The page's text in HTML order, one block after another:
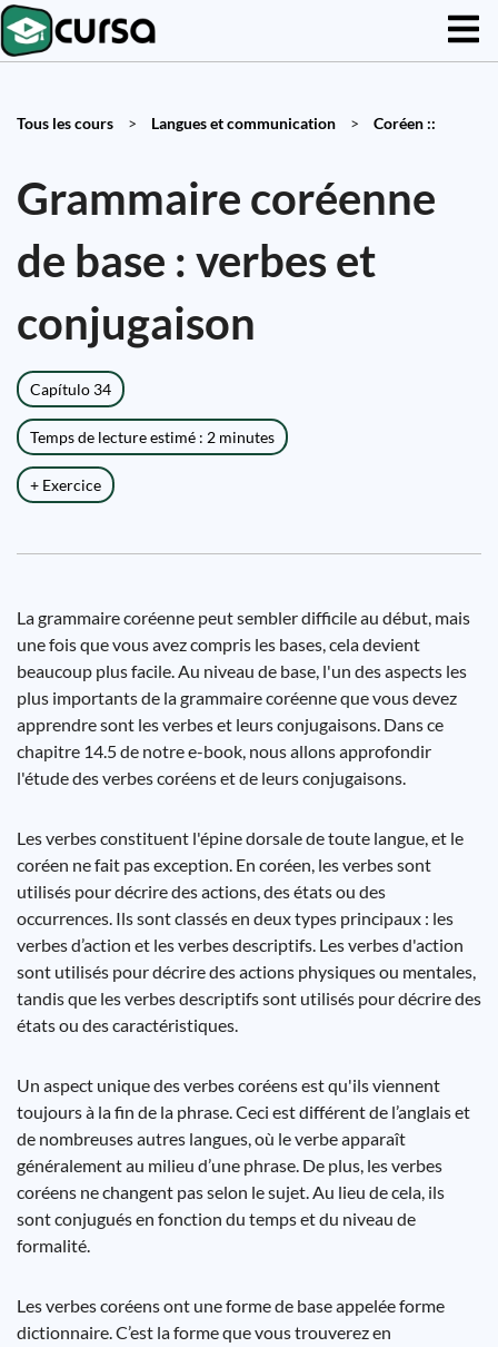
Tous les cours > Langues et communication > Coréen ::
Grammaire coréenne
de base : verbes et
conjugaison
Capítulo 34
Temps de lecture estimé : 2 minutes
+ Exercice
La grammaire coréenne peut sembler difficile au début, mais
une fois que vous avez compris les bases, cela devient
beaucoup plus facile. Au niveau de base, l'un des aspects les
plus importants de la grammaire coréenne que vous devez
apprendre sont les verbes et leurs conjugaisons. Dans ce
chapitre 14.5 de notre e-book, nous allons approfondir
l'étude des verbes coréens et de leurs conjugaisons.
Les verbes constituent l'épine dorsale de toute langue, et le
coréen ne fait pas exception. En coréen, les verbes sont
utilisés pour décrire des actions, des états ou des
occurrences. Ils sont classés en deux types principaux : les
verbes d’action et les verbes descriptifs. Les verbes d'action
sont utilisés pour décrire des actions physiques ou mentales,
tandis que les verbes descriptifs sont utilisés pour décrire des
états ou des caractéristiques.
Un aspect unique des verbes coréens est qu'ils viennent
toujours à la fin de la phrase. Ceci est différent de l’anglais et
de nombreuses autres langues, où le verbe apparaît
généralement au milieu d’une phrase. De plus, les verbes
coréens ne changent pas selon le sujet. Au lieu de cela, ils
sont conjugués en fonction du temps et du niveau de
formalité.
Les verbes coréens ont une forme de base appelée forme
dictionnaire. C’est la forme que vous trouverez en